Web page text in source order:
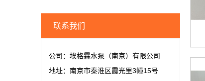
联系我们
公司：埃格霖水泵（南京）有限公司
地址：南京市秦淮区霞光里3幢15号